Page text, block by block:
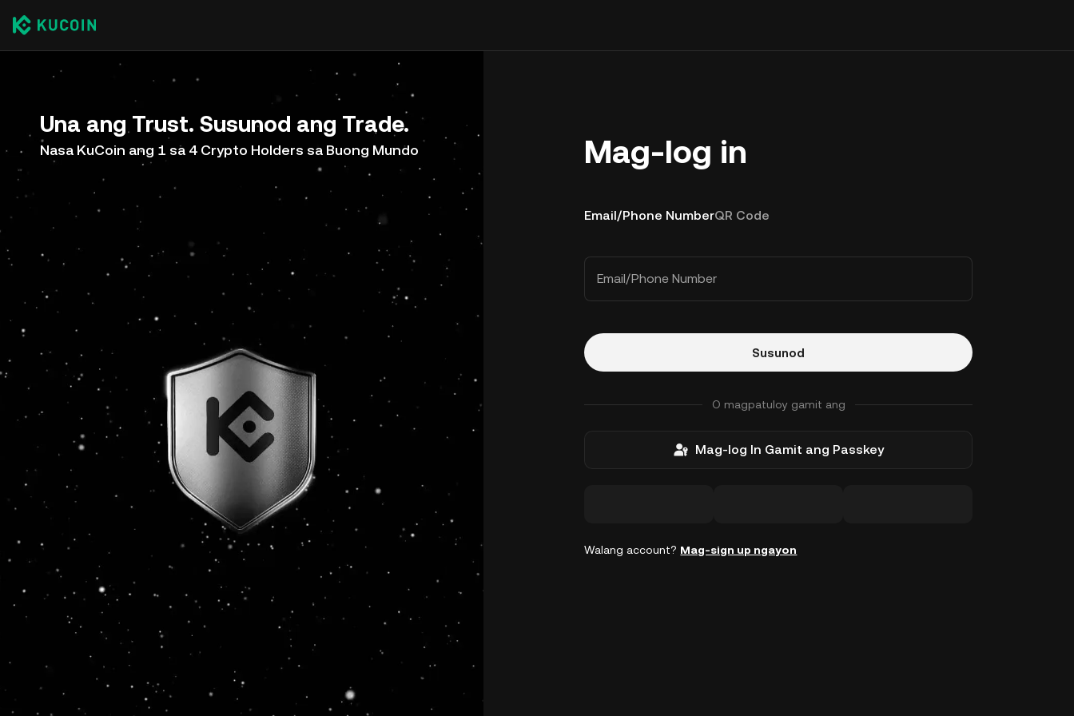
Una ang Trust. Susunod ang Trade.
Nasa KuCoin ang 1 sa 4 Crypto Holders sa Buong Mundo Mag-log in
Email/Phone NumberQR Code
Email/Phone Number
Susunod
O magpatuloy gamit ang
Mag-log In Gamit ang Passkey
Walang account? Mag-sign up ngayon